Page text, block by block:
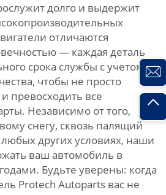
долго и выдержит
отличаются
— каждая деталь
срока службы с учетом
чтобы не просто
превосходить все
Независимо от того,
снегу, сквозь палящий
других условиях, наши
ваш автомобиль в
Будьте уверены: когда
Protech Autoparts вас не